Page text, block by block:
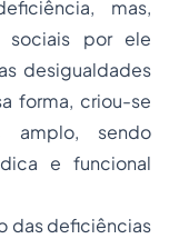
mas,
sociais por ele
desigualdades
forma, criou-se
amplo, sendo
e funcional
das deficiências